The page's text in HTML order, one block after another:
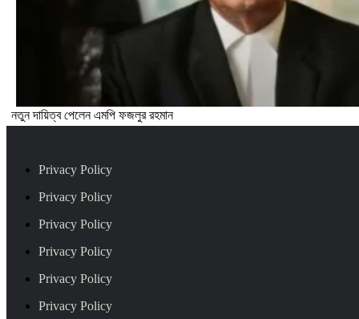
নতুন দায়িত্ব পেলেন এমপি ফজলুর রহমান
Privacy Policy
Privacy Policy
Privacy Policy
Privacy Policy
Privacy Policy
Privacy Policy